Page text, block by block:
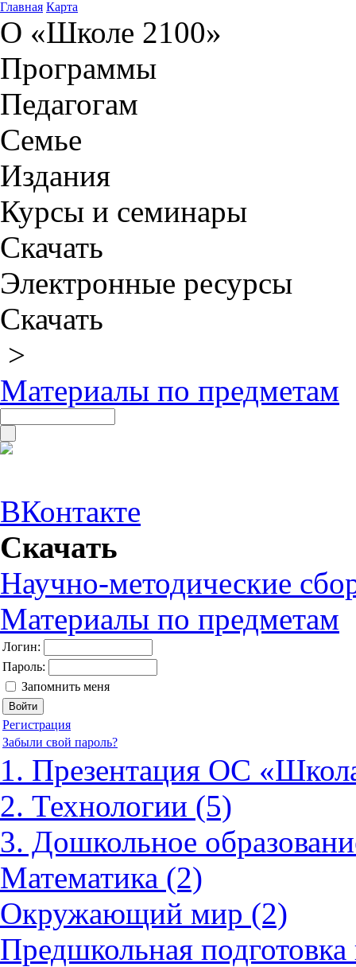
Главная Карта
О «Школе 2100»
Программы
Педагогам
Семье
Издания
Курсы и семинары
Скачать
Электронные ресурсы
Скачать
>
Материалы по предметам
ВКонтакте
Скачать
Научно-методические
Материалы по предметам
Логин:
Пароль:
Запомнить меня
Регистрация
Забыли свой пароль?
1. Презентация ОС
2. Технологии (5)
3. Дошкольное
Математика (2)
Окружающий мир (2)
Предшкольная